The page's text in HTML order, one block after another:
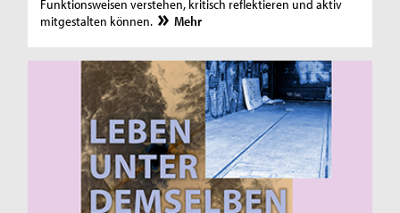
Funktionsweisen verstehen, kritisch reflektieren und aktiv
mitgestalten können.
Mehr